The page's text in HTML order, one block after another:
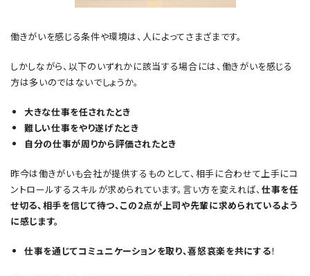
働きがいを感じる条件や環境は、人によってさまざまです。
しかしながら、以下のいずれかに該当する場合には、働きがいを感じる
方は多いのではないでしょうか。
大きな仕事を任されたとき
難しい仕事をやり遂げたとき
自分の仕事が周りから評価されたとき
昨今は働きがいも会社が提供するものとして、相手に合わせて上手にコ
ントロールするスキルが求められています。言い方を変えれば、仕事を任
せ切る、相手を信じて待つ、この2点が上司や先輩に求められているよう
に感じます。
仕事を通じてコミュニケーションを取り、喜怒哀楽を共にする！